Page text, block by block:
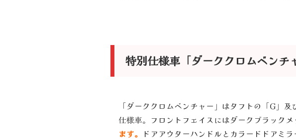
特別仕様車「ダーククロムベンチ
「ダーククロムベンチャー」はタフトの「G」
仕様車。フロントフェイスにはダークブラックメ
ます。 ドアアウターハンドルとカラードドアミ